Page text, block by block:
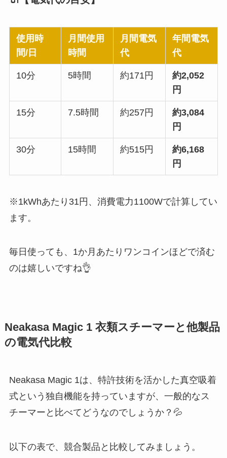
使用時
間/日
月間使用
時間
月間電気
代
年間電気
代
10分 5時間 約171円
約2,052
円
15分 7.5時間 約257円
約3,084
円
30分 15時間 約515円
約6,168
円
※1kWhあたり31円、消費電力1100Wで計算してい
ます。
毎日使っても、1か月あたりワンコインほどで済む
のは嬉しいですね👌
Neakasa Magic 1 衣類スチーマーと他製品
の電気代比較
Neakasa Magic 1は、特許技術を活かした真空吸着
式という独自機能を持っていますが、一般的なス
チーマーと比べてどうなのでしょうか？💦
以下の表で、競合製品と比較してみましょう。